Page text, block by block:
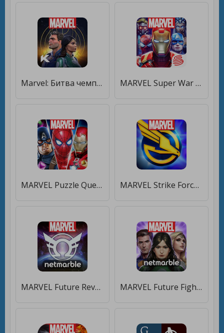
Marvel: Битва чемпионов [Бесплатные покупки] MARVEL Super War [Много монет]
MARVEL Puzzle Quest: Hero RPG [Много денег] MARVEL Strike Force [Бесплатные покупки]
MARVEL Future Revolution [Много денег] MARVEL Future Fight [Много монет]